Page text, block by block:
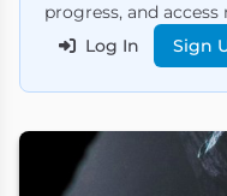
progress, and
Log In
Sign